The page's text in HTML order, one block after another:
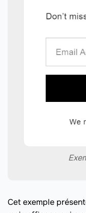
Cet exemple